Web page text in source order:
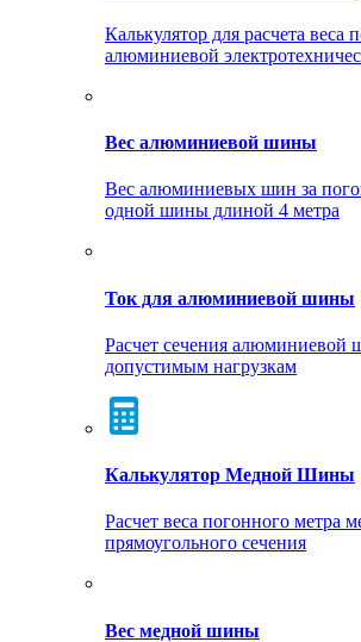
Калькулятор для расчета веса
алюминиевой
Вес алюминиевой шины
Вес алюминиевых шин за
одной шины длиной 4 метра
Ток для алюминиевой шины
Расчет сечения алюминиевой
допустимым нагрузкам
Калькулятор Медной Шины
Расчет веса погонного метра
прямоугольного сечения
Вес медной шины